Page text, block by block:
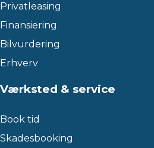
Privatleasing
Finansiering
Bilvurdering
Erhverv
Værksted & service
Book tid
Skadesbooking